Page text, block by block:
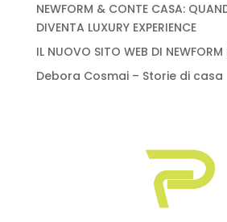
NEWFORM & CONTE CASA:
DIVENTA LUXURY EXPERIENCE
IL NUOVO SITO WEB DI NEWFORM
Debora Cosmai – Storie di casa